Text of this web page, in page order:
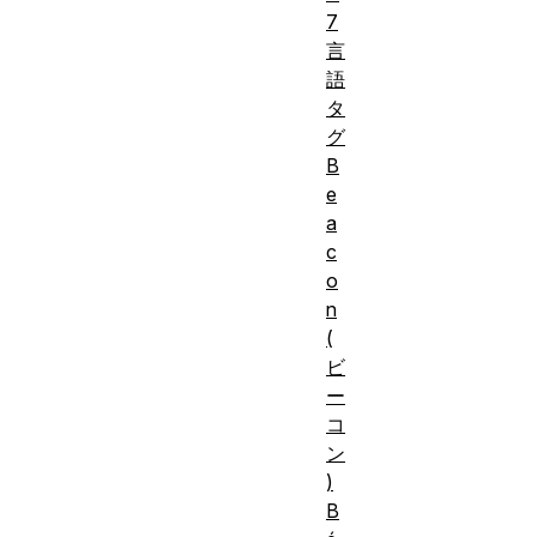
7
言
語
タ
グ
B
e
a
c
o
n
(
ビ
ー
コ
ン
)
B